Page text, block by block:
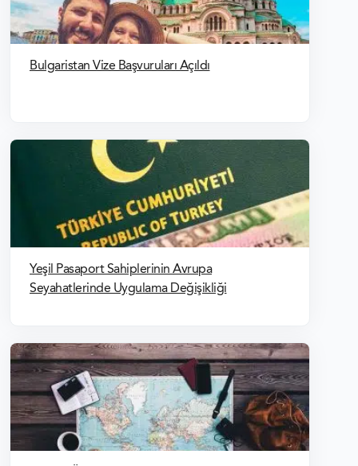
Bulgaristan Vize Başvuruları Açıldı
Yeşil Pasaport Sahiplerinin Avrupa
Seyahatlerinde Uygulama Değişikliği